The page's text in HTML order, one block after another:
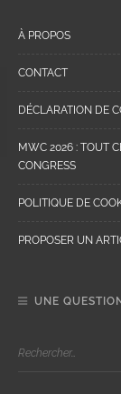
À PROPOS
CONTACT
DÉCLARATION DE
MWC 2026 : TOUT
CONGRESS
POLITIQUE DE
PROPOSER UN
UNE